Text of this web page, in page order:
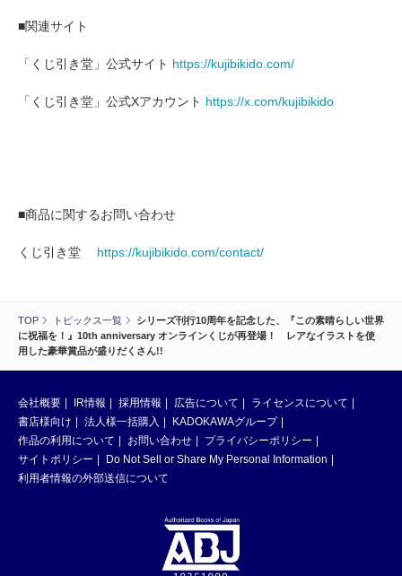
TOP トピックス一覧
シリーズ刊行10周年を記念した、『この素晴らしい世界
に祝福を！』10th anniversary オンラインくじが再登場！ レアなイラストを使
用した豪華賞品が盛りだくさん!!
■関連サイト
「くじ引き堂」公式サイト https://kujibikido.com/
「くじ引き堂」公式Xアカウント https://x.com/kujibikido
■商品に関するお問い合わせ
くじ引き堂 https://kujibikido.com/contact/
会社概要 IR情報 採用情報 広告について
ライセンスについて
書店様向け
法人様一括購入
KADOKAWAグループ
作品の利用について
お問い合わせ
プライバシーポリシー
サイトポリシー
Do Not Sell or Share My Personal Information
利用者情報の外部送信について